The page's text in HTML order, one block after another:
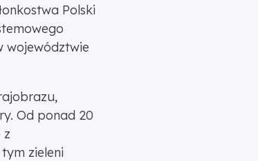
Polski
województwie
Od ponad 20
z
zieleni